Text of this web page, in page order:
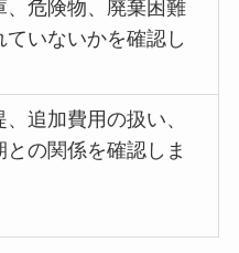
、危険物、廃棄困難
ていないかを確認し
、追加費用の扱い、
との関係を確認しま